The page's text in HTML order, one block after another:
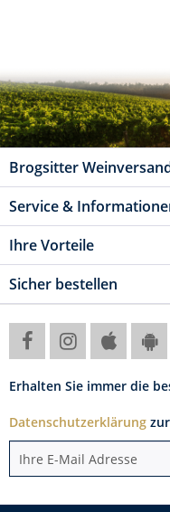
Brogsitter
Service &
Ihre Vorteile
Sicher bestellen
Erhalten Sie immer die
Datenschutzerklärung